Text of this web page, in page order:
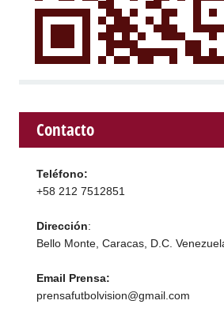
Contacto
Teléfono:
+58 212 7512851
Dirección:
Bello Monte, Caracas, D.C.
Email Prensa:
prensafutbolvision@gmail.com